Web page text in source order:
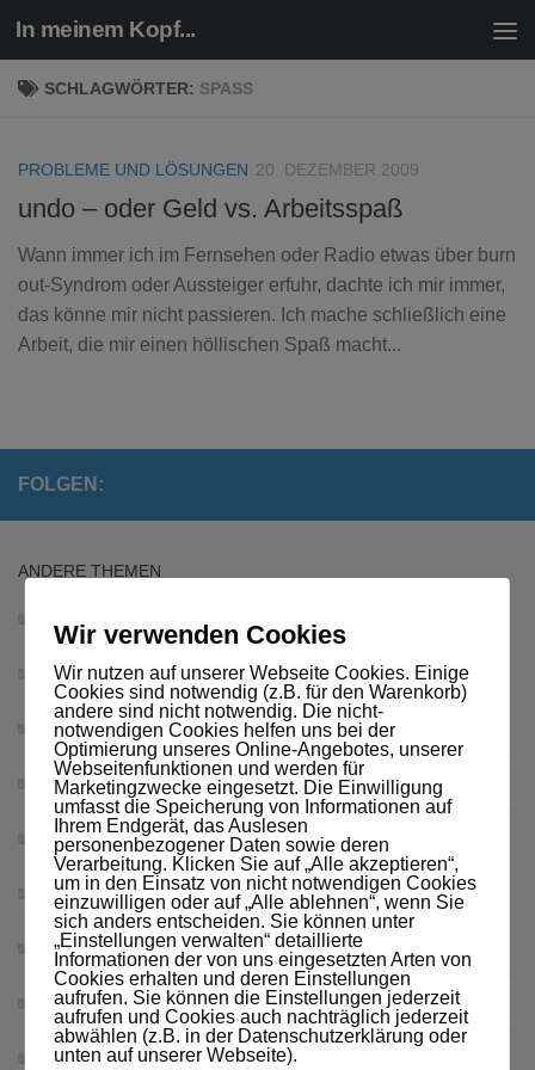
Zum Inhalt springen
In meinem Kopf...
SCHLAGWÖRTER: SPASS
PROBLEME UND LÖSUNGEN 20. DEZEMBER 2009
undo – oder Geld vs. Arbeitsspaß
Wann immer ich im Fernsehen oder Radio etwas über burn
out-Syndrom oder Aussteiger erfuhr, dachte ich mir immer,
das könne mir nicht passieren. Ich mache schließlich eine
Arbeit, die mir einen höllischen Spaß macht...
FOLGEN:
ANDERE THEMEN
der große Rest(11)
Filme, Rezensionen(3)
Politik(6)
Probleme und Lösungen(8)
Rad-Touren(5)
Ralf baut(4)
rant(11)
Rezepte (5)
Wir verwenden Cookies
Wir nutzen auf unserer Webseite Cookies. Einige
Cookies sind notwendig (z.B. für den Warenkorb)
andere sind nicht notwendig. Die nicht-
notwendigen Cookies helfen uns bei der
Optimierung unseres Online-Angebotes, unserer
Webseitenfunktionen und werden für
Marketingzwecke eingesetzt. Die Einwilligung
umfasst die Speicherung von Informationen auf
Ihrem Endgerät, das Auslesen
personenbezogener Daten sowie deren
Verarbeitung. Klicken Sie auf „Alle akzeptieren“,
um in den Einsatz von nicht notwendigen Cookies
einzuwilligen oder auf „Alle ablehnen“, wenn Sie
sich anders entscheiden. Sie können unter
„Einstellungen verwalten“ detaillierte
Informationen der von uns eingesetzten Arten von
Cookies erhalten und deren Einstellungen
aufrufen. Sie können die Einstellungen jederzeit
aufrufen und Cookies auch nachträglich jederzeit
abwählen (z.B. in der Datenschutzerklärung oder
unten auf unserer Webseite).